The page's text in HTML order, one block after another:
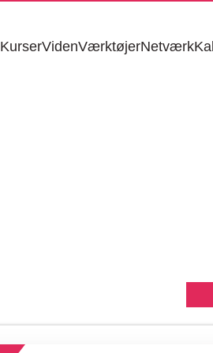
KurserVidenVærktøjerNetværk